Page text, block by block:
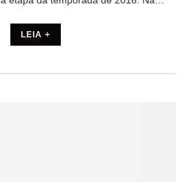
LEIA +